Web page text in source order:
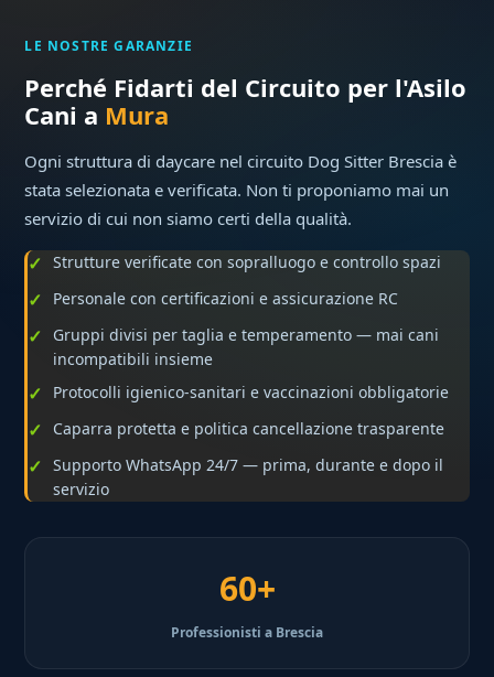
LE NOSTRE GARANZIE
Perché Fidarti del Circuito per l'Asilo
Cani a Mura
Ogni struttura di daycare nel circuito Dog Sitter Brescia è
stata selezionata e verificata. Non ti proponiamo mai un
servizio di cui non siamo certi della qualità.
Strutture verificate con sopralluogo e controllo spazi
Personale con certificazioni e assicurazione RC
Gruppi divisi per taglia e temperamento — mai cani
incompatibili insieme
Protocolli igienico-sanitari e vaccinazioni obbligatorie
Caparra protetta e politica cancellazione trasparente
Supporto WhatsApp 24/7 — prima, durante e dopo il
servizio
60+
Professionisti a Brescia